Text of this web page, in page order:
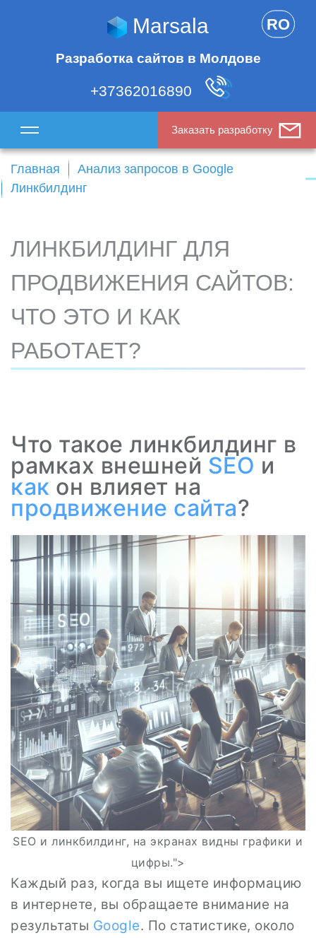
Marsala
Разработка сайтов в Молдове
+37362016890
RO
Заказать разработку
Главная
Анализ запросов в Google
Линкбилдинг
ЛИНКБИЛДИНГ ДЛЯ
ПРОДВИЖЕНИЯ САЙТОВ:
ЧТО ЭТО И КАК
РАБОТАЕТ?
Что такое линкбилдинг в
рамках внешней SEO и
как он влияет на
продвижение сайта?
SEO и линкбилдинг, на экранах видны графики и
цифры.">
Каждый раз, когда вы ищете информацию
в интернете, вы обращаете внимание на
результаты Google. По статистике, около